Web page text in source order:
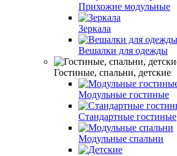
Прихожие модульные
Зеркала
Вешалки для одежды
Гостиные, спальни, детские
Модульные гостиные
Стандартные гостиные
Модульные спальни